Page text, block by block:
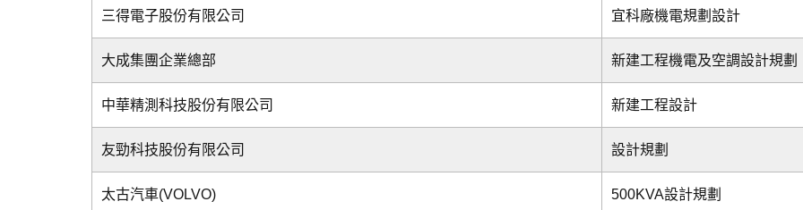
三得電子股份有限公司 宜科廠機電規劃設計
大成集團企業總部 新建工程機電及空調設計規劃
中華精測科技股份有限公司 新建工程設計
友勁科技股份有限公司 設計規劃
太古汽車(VOLVO) 500KVA設計規劃